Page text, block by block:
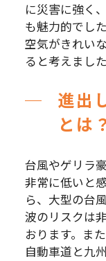
に災害に強く
も魅力的でし
空気がきれい
ると考えました
進出
とは
台風やゲリラ
非常に低いと
ら、大型の台
波のリスクは
おります。ま
自動車道と九